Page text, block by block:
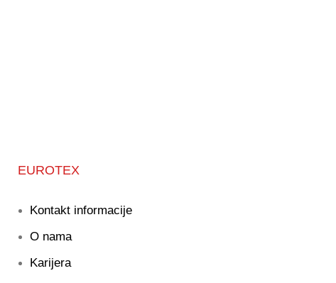
EUROTEX
Kontakt informacije
O nama
Karijera